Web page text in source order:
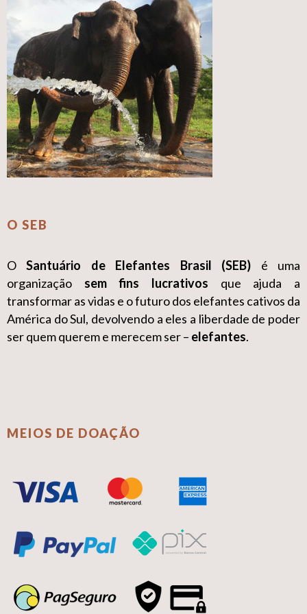
O SEB
OSantuário de Elefantes Brasil (SEB) é uma
organização sem fins lucrativos que ajuda a
transformar as vidas e o futuro dos elefantes cativos da
América do Sul, devolvendo a eles a liberdade de poder
ser quem querem e merecem ser – elefantes.
MEIOS DE DOAÇÃO